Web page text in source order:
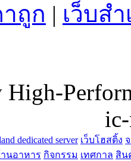
ถูก | เว็บส
High-
dedicated server เว็บโฮสติ้ง
นอาหาร กิจกรรม เทศกาล สิน